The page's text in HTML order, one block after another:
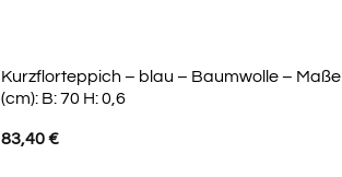
Kurzflorteppich – blau – Baumwolle – Maße
(cm): B: 70 H: 0,6
83,40€